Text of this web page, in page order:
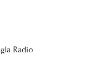
Radio